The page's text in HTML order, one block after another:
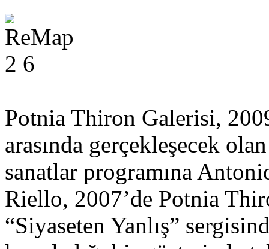
Potnia Thiron Galerisi,
arasında gerçekleşecek
sanatlar programına
Riello, 2007’de Potnia
“Siyaseten Yanlış”